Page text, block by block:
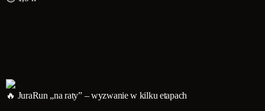
JuraRun „na raty” – wyzwanie w kilku etapach